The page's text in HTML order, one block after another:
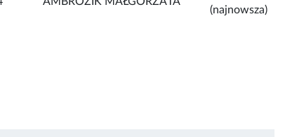
(najnowsza)